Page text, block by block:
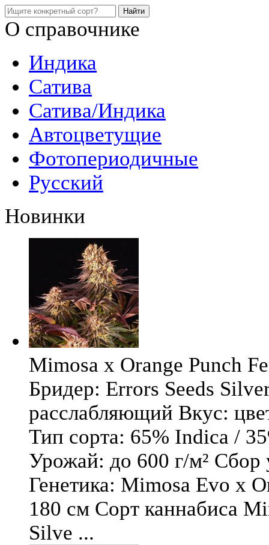
О справочнике
Индика
Сатива
Сатива/Индика
Автоцветущие
Фотопериодичные
Русский
Новинки
Mimosa x Orange Punch
Бридер: Errors Seeds
расслабляющий Вкус:
Тип сорта: 65% Indica /
Урожай: до 600 г/м² Сбор
Генетика: Mimosa Evo x
180 см Сорт каннабиса
Silve ...